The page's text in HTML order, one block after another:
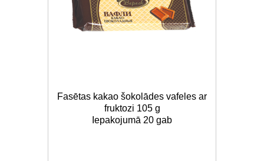
Fasētas kakao šokolādes vafeles ar
fruktozi 105 g
Iepakojumā 20 gab